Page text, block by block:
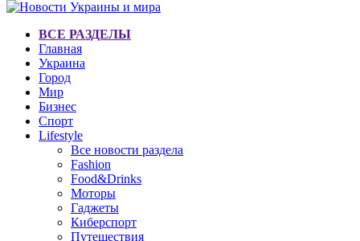
ВСЕ РАЗДЕЛЫ
Главная
Украина
Город
Мир
Бизнес
Спорт
Lifestyle
Все новости раздела
Fashion
Food&Drinks
Моторы
Гаджеты
Киберспорт
Путешествия